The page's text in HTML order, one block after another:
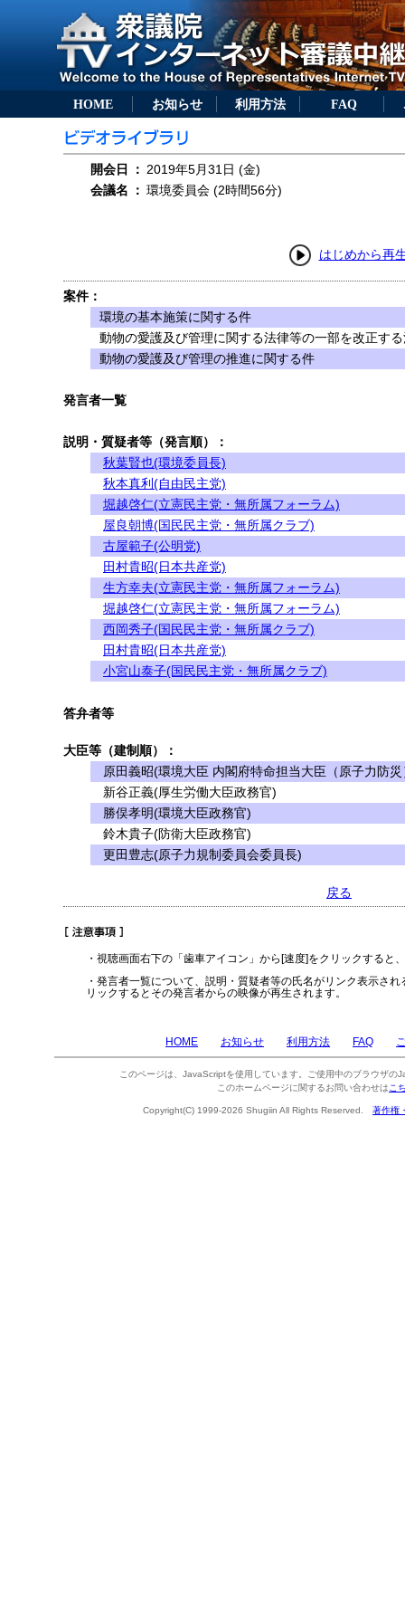
HOME お知らせ 利用方法 FAQ
開会日 ： 2019年5月31日 (金)
会議名
： 環境委員会 (2時間56分)
はじめから再
案件：
環境の基本施策に関する件
動物の愛護及び管理に関する法律等の一部を改正す
動物の愛護及び管理の推進に関する件
発言者一覧
説明・質疑者等（発言順）：
秋葉賢也(環境委員長)
秋本真利(自由民主党)
堀越啓仁(立憲民主党・無所属フォーラム)
屋良朝博(国民民主党・無所属クラブ)
古屋範子(公明党)
田村貴昭(日本共産党)
生方幸夫(立憲民主党・無所属フォーラム)
堀越啓仁(立憲民主党・無所属フォーラム)
西岡秀子(国民民主党・無所属クラブ)
田村貴昭(日本共産党)
小宮山泰子(国民民主党・無所属クラブ)
答弁者等
大臣等（建制順）：
原田義昭(環境大臣 内閣府特命担当大臣（原子力防災
新谷正義(厚生労働大臣政務官)
勝俣孝明(環境大臣政務官)
鈴木貴子(防衛大臣政務官)
更田豊志(原子力規制委員会委員長)
戻る
・視聴画面右下の「歯車アイコン」から[速度]をクリックすると
・発言者一覧について、説明・質疑者等の氏名がリンク表示さ
リックするとその発言者からの映像が再生されます。
HOME お知らせ 利用方法 FAQ
このページは、JavaScriptを使用しています。ご使用中のブラウザの
このホームページに関するお問い合わせは こ
Copyright(C) 1999-2026 Shugiin All Rights Reserved. 著作権